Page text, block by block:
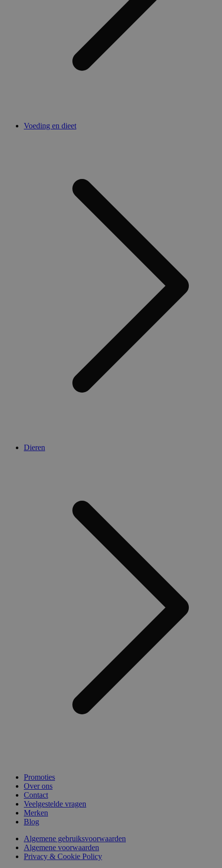
Voeding en dieet
Dieren
Promoties
Over ons
Contact
Veelgestelde vragen
Merken
Blog
Algemene gebruiksvoorwaarden
Algemene voorwaarden
Privacy & Cookie Policy